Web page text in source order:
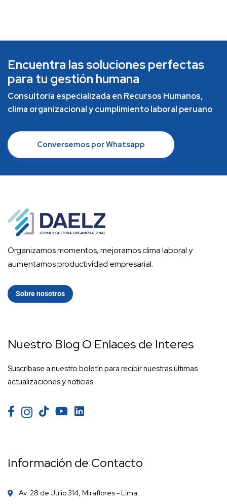
Encuentra las soluciones perfectas
para tu gestión humana
Consultoría especializada en Recursos Humanos,
clima organizacional y cumplimiento laboral peruano
Conversemos por Whatsapp
Organizamos momentos, mejoramos clima laboral y
aumentamos productividad empresarial.
Sobre nosotros
Nuestro Blog O Enlaces de Interes
Suscríbase a nuestro boletín para recibir nuestras últimas
actualizaciones y noticias.
Información de Contacto
Av. 28 de Julio 314, Miraflores - Lima